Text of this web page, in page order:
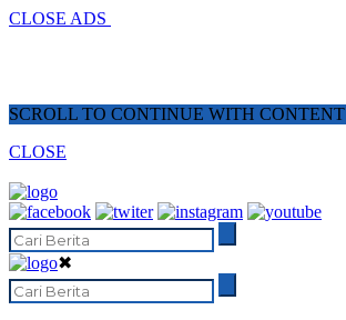
CLOSE ADS
SCROLL TO CONTINUE WITH CONTENT
CLOSE
✖